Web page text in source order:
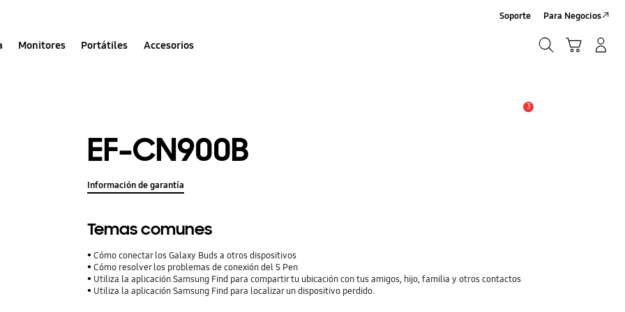
Monitores Portátiles Accesorios
Soporte Para Negocios
3
EF-CN900B
Información de garantía
Temas comunes
Cómo conectar los Galaxy Buds a otros dispositivos
Cómo resolver los problemas de conexión del S Pen
Utiliza la aplicación Samsung Find para compartir tu ubicación con tus amigos, hijo, familia y otros contactos
Utiliza la aplicación Samsung Find para localizar un dispositivo perdido.